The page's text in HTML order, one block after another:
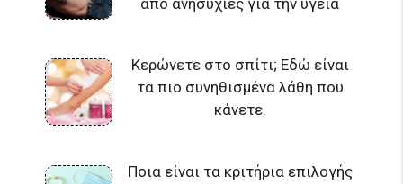
από ανησυχίες για την υγεία
Κερώνετε στο σπίτι; Εδώ είναι
τα πιο συνηθισμένα λάθη που
κάνετε.
Ποια είναι τα κριτήρια επιλογής